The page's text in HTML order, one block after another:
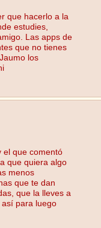
que hacerlo a la
estudies,
Las apps de
que no tienes
los
el que comentó
que quiera algo
menos
que te dan
que la lleves a
para luego